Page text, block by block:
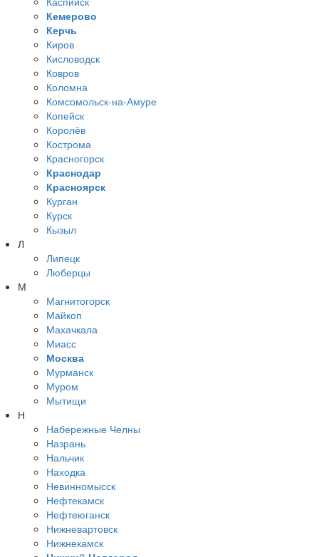
Кемерово
Керчь
Киров
Кисловодск
Ковров
Коломна
Комсомольск-на-Амуре
Копейск
Королёв
Кострома
Красногорск
Краснодар
Красноярск
Курган
Курск
Кызыл
Л
Липецк
Люберцы
М
Магнитогорск
Майкоп
Махачкала
Миасс
Москва
Мурманск
Муром
Мытищи
Н
Набережные Челны
Назрань
Нальчик
Находка
Невинномысск
Нефтекамск
Нефтеюганск
Нижневартовск
Нижнекамск